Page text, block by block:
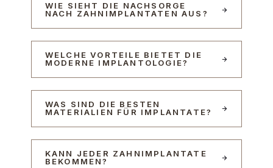
WIE SIEHT DIE NACHSORGE
NACH ZAHNIMPLANTATEN AUS?
WELCHE VORTEILE BIETET DIE
MODERNE IMPLANTOLOGIE?
WAS SIND DIE BESTEN
MATERIALIEN FÜR IMPLANTATE?
KANN JEDER ZAHNIMPLANTATE
BEKOMMEN?